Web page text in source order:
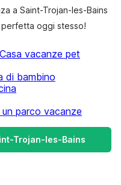
a Saint-Trojan-les-Bains
oggi stesso!
vacanze pet
di bambino
parco vacanze
Trojan-les-Bains